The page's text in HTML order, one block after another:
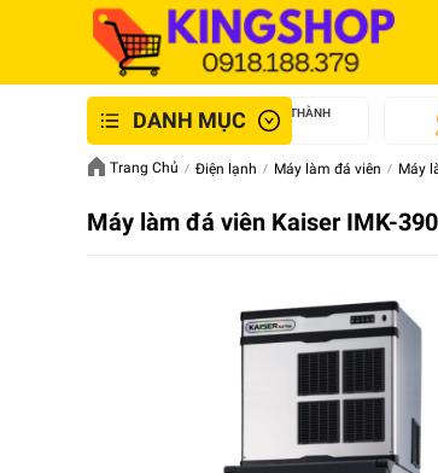
DANH MỤCGIAO NHANH NỘI THÀNH
An Toàn - Tận Tâm
Trang Chủ Điện lạnh Máy làm đá viên Máy
Máy làm đá viên Kaiser IMK-